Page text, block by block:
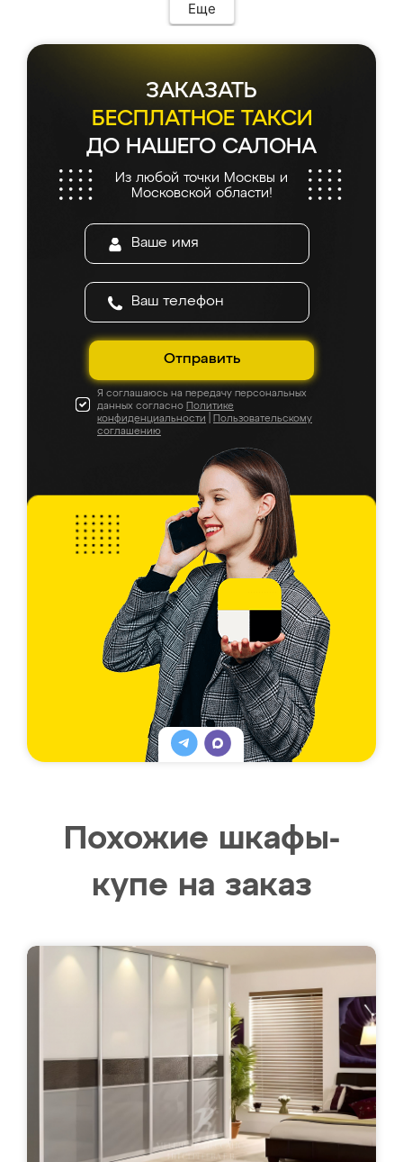
мебель сразу встала на свое место без
каких-либо доработок. Качеством осталась
довольна, все выглядит так, как и ожидала.
Еще
ЗАКАЗАТЬ
БЕСПЛАТНОЕ ТАКСИ
ДО НАШЕГО САЛОНА
Из любой точки Москвы и
Московской области!
Отправить
Я соглашаюсь на передачу персональных
данных согласно Политике
конфиденциальности
Пользовательскому
соглашению
Похожие шкафы-
купе на заказ